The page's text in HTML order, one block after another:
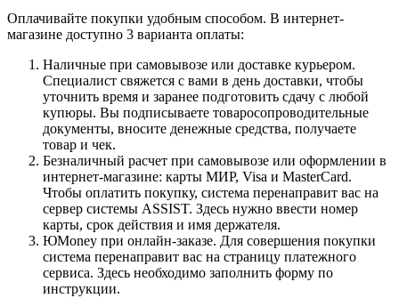
Оплачивайте покупки удобным способом. В интернет-
магазине доступно 3 варианта оплаты:
Наличные при самовывозе или доставке курьером.
Специалист свяжется с вами в день доставки, чтобы
уточнить время и заранее подготовить сдачу с любой
купюры. Вы подписываете товаросопроводительные
документы, вносите денежные средства, получаете
товар и чек.
Безналичный расчет при самовывозе или оформлении в
интернет-магазине: карты МИР, Visa и MasterCard.
Чтобы оплатить покупку, система перенаправит вас на
сервер системы ASSIST. Здесь нужно ввести номер
карты, срок действия и имя держателя.
ЮMoney при онлайн-заказе. Для совершения покупки
система перенаправит вас на страницу платежного
сервиса. Здесь необходимо заполнить форму по
инструкции.